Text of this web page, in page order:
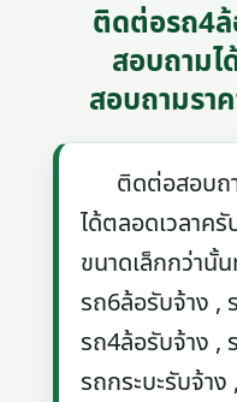
ติดต่อรถ4
สอบถามไ
สอบถามรา
ติดต่อสอบถา
ได้ตลอดเวลาค
ขนาดเล็กกว่านั้น
รถ6ล้อรับจ้าง ,
รถ4ล้อรับจ้าง ,
รถกระบะรับจ้า